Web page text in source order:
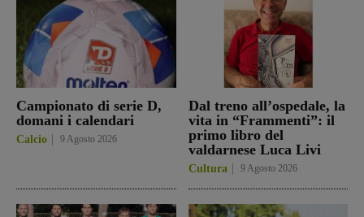
Campionato di serie D,
domani i calendari
Calcio 9 Agosto 2026
Dal treno all’ospedale, la
vita in “Frammenti”: il
primo libro del
valdarnese Luca Livi
Cultura 9 Agosto 2026